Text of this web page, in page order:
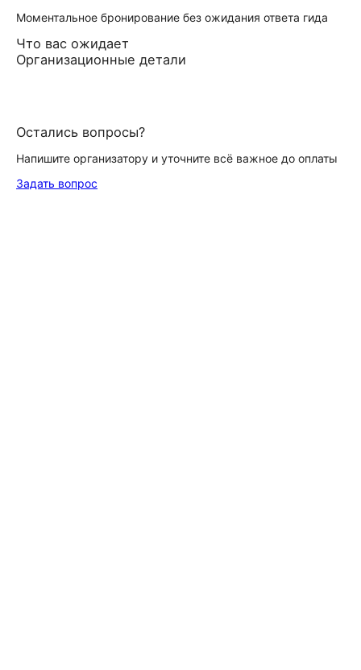
Моментальное бронирование без ожидания ответа гида
Что вас ожидает
Организационные детали
Остались вопросы?
Напишите организатору и уточните всё важное до оплаты
Задать вопрос